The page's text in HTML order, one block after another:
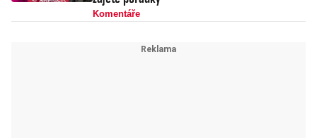
Komentáře